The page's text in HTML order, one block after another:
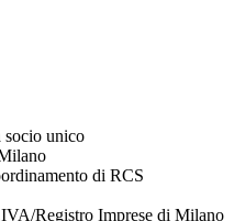
unico
di RCS
Registro Imprese di Milano